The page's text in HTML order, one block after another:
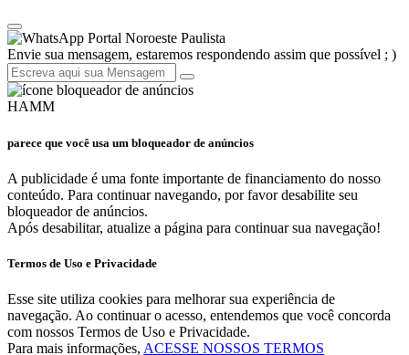
Portal Noroeste Paulista
Envie sua mensagem, estaremos respondendo assim que possível ; )
HAMM
parece que você usa um bloqueador de anúncios
A publicidade é uma fonte importante de financiamento do nosso
conteúdo. Para continuar navegando, por favor desabilite seu
bloqueador de anúncios.
Após desabilitar, atualize a página para continuar sua navegação!
Termos de Uso e Privacidade
Esse site utiliza cookies para melhorar sua experiência de
navegação. Ao continuar o acesso, entendemos que você concorda
com nossos Termos de Uso e Privacidade.
Para mais informações, ACESSE NOSSOS TERMOS